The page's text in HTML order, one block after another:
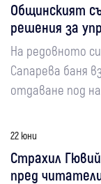
Общинският
решения за
На редовното
Сапарева баня
отдаване под
22 юни
Страхил
пред